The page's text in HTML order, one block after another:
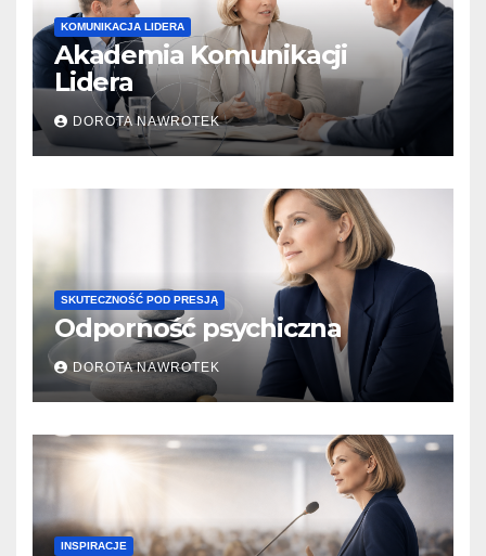
KOMUNIKACJA LIDERA
Akademia Komunikacji
Lidera
DOROTA NAWROTEK
SKUTECZNOŚĆ POD PRESJĄ
Odporność psychiczna
DOROTA NAWROTEK
INSPIRACJE